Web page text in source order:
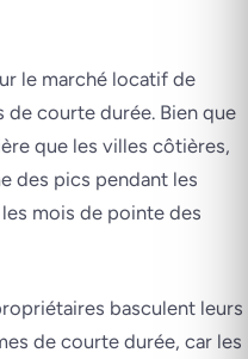
le marché locatif de
de courte durée. Bien que
que les villes côtières,
des pics pendant les
mois de pointe des
basculent leurs
de courte durée, car les